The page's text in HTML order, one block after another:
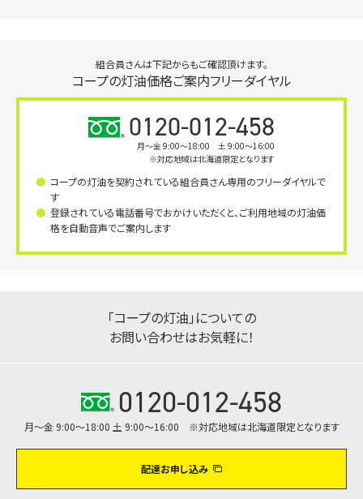
組合員さんは下記からもご確認頂けます。
コープの灯油価格ご案内フリーダイヤル
0120-012-458
月〜金 9:00～18:00 土 9:00～16:00
※対応地域は北海道限定となります
コープの灯油を契約されている組合員さん専用のフリーダイヤルで
す
登録されている電話番号でおかけいただくと、ご利用地域の灯油価
格を自動音声でご案内します
「コープの灯油」についての
お問い合わせはお気軽に！
0120-012-458
月～金 9:00～18:00 土 9:00～16:00 ※対応地域は北海道限定となります
配達お申し込み